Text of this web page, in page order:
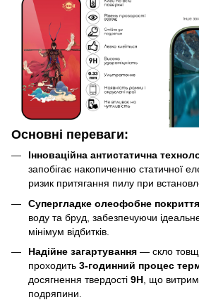
Основні переваги:
Інноваційна антистатична
запобігає накопиченню статичної
ризик притягання пилу при
Супергладке олеофобне покриття
воду та бруд, забезпечуючи
мінімум відбитків.
Надійне загартування — скло
проходить 3-годинний процес
досягнення твердості 9H , що
подряпини.